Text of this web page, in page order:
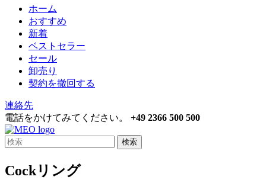
ホーム
おすすめ
新着
ベストセラー
セール
卸売り
契約を撤回する
連絡先
電話をかけてみてください。 +49 2366 500 500
検索
Cockリング